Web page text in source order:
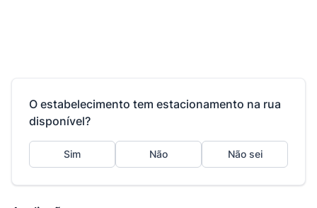
O estabelecimento tem estacionamento na rua
disponível?
Sim Não Não sei